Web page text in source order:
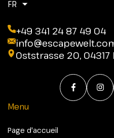
FR
+49 341 24 87 49 04
Oststrasse 20, 04317
Menu
Page d'accueil